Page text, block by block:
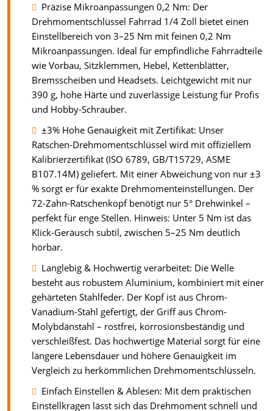
Präzise Mikroanpassungen 0,2 Nm: Der
Drehmomentschlüssel Fahrrad 1/4 Zoll bietet einen
Einstellbereich von 3–25 Nm mit feinen 0,2 Nm
Mikroanpassungen. Ideal für empfindliche Fahrradteile
wie Vorbau, Sitzklemmen, Hebel, Kettenblätter,
Bremsscheiben und Headsets. Leichtgewicht mit nur
390 g, hohe Härte und zuverlässige Leistung für Profis
und Hobby-Schrauber.
±3% Hohe Genauigkeit mit Zertifikat: Unser
Ratschen-Drehmomentschlüssel wird mit offiziellem
Kalibrierzertifikat (ISO 6789, GB/T15729, ASME
B107.14M) geliefert. Mit einer Abweichung von nur ±3
% sorgt er für exakte Drehmomenteinstellungen. Der
72-Zahn-Ratschenkopf benötigt nur 5° Drehwinkel –
perfekt für enge Stellen. Hinweis: Unter 5 Nm ist das
Klick-Geräusch subtil, zwischen 5–25 Nm deutlich
hörbar.
Langlebig & Hochwertig verarbeitet: Die Welle
besteht aus robustem Aluminium, kombiniert mit einer
gehärteten Stahlfeder. Der Kopf ist aus Chrom-
Vanadium-Stahl gefertigt, der Griff aus Chrom-
Molybdänstahl – rostfrei, korrosionsbeständig und
verschleißfest. Das hochwertige Material sorgt für eine
längere Lebensdauer und höhere Genauigkeit im
Vergleich zu herkömmlichen Drehmomentschlüsseln.
Einfach Einstellen & Ablesen: Mit dem praktischen
Einstellkragen lässt sich das Drehmoment schnell und